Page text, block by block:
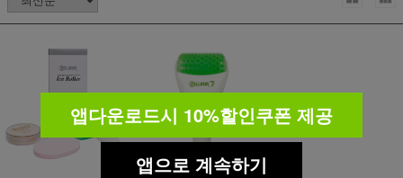
앱다운로드시 10%할인쿠폰 제공
앱으로 계속하기